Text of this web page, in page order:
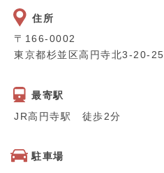
住所
〒166-0002
東京都杉並区高円寺北3-20-25
最寄駅
JR高円寺駅 徒歩2分
駐車場